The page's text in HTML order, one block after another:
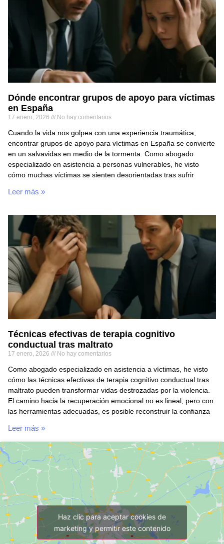
Dónde encontrar grupos de apoyo para víctimas
en España
17 enero, 2026 No hay comentarios
Cuando la vida nos golpea con una experiencia traumática,
encontrar grupos de apoyo para víctimas en España se convierte
en un salvavidas en medio de la tormenta. Como abogado
especializado en asistencia a personas vulnerables, he visto
cómo muchas víctimas se sienten desorientadas tras sufrir
Leer más »
Técnicas efectivas de terapia cognitivo
conductual tras maltrato
17 enero, 2026 No hay comentarios
Como abogado especializado en asistencia a víctimas, he visto
cómo las técnicas efectivas de terapia cognitivo conductual tras
maltrato pueden transformar vidas destrozadas por la violencia.
El camino hacia la recuperación emocional no es lineal, pero con
las herramientas adecuadas, es posible reconstruir la confianza
Leer más »
Haz clic para aceptar cookies de
marketing y permitir este contenido